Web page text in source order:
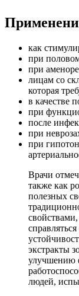
как
при
при
лицам со
которая
в качестве
при
после
при
при
Врачи
также как
полезных
экстракты
улучшению
людей,